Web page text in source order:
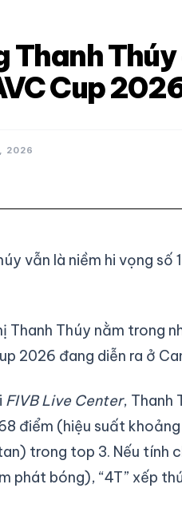
Thanh
Cup
2026
vẫn là niềm hi vọng
Thanh Thúy nằm trong
2026 đang diễn ra ở
FIVB Live Center, Thanh
điểm (hiệu suất
trong top 3. Nếu tính
phát bóng), “4T” xếp